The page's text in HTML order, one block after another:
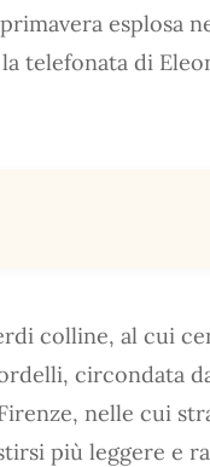
esplosa
telefonata di
colline, al cui
circondata
nelle cui
più leggere e